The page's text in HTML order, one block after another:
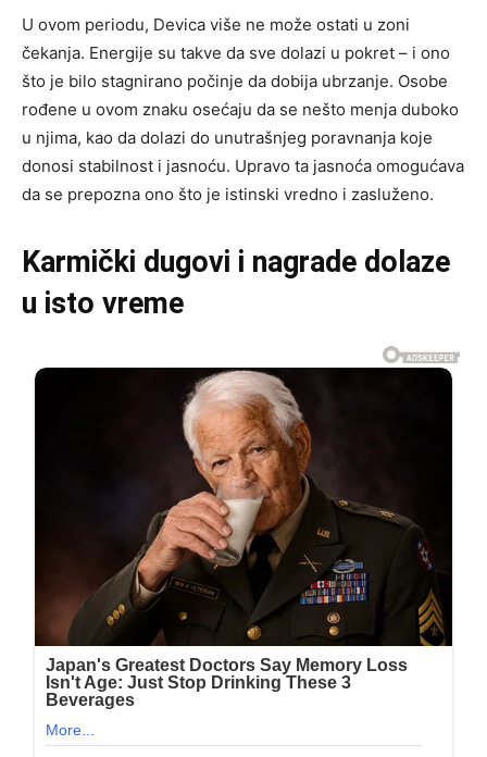
U ovom periodu, Devica više ne može ostati u zoni
čekanja. Energije su takve da sve dolazi u pokret – i ono
što je bilo stagnirano počinje da dobija ubrzanje. Osobe
rođene u ovom znaku osećaju da se nešto menja duboko
u njima, kao da dolazi do unutrašnjeg poravnanja koje
donosi stabilnost i jasnoću. Upravo ta jasnoća omogućava
da se prepozna ono što je istinski vredno i zasluženo.
Karmički dugovi i nagrade dolaze
u isto vreme